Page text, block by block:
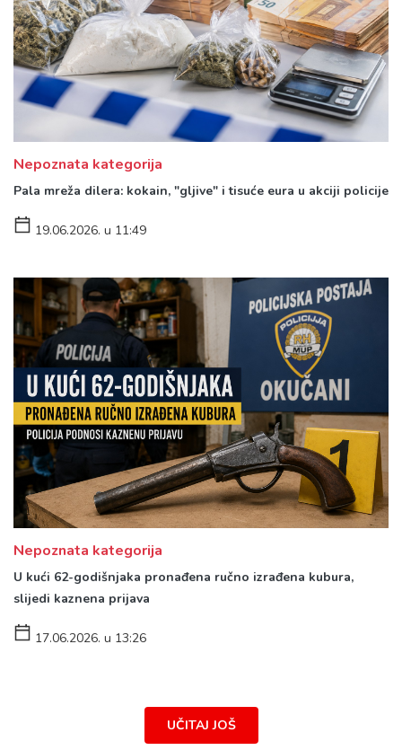
Nepoznata kategorija
Pala mreža dilera: kokain, "gljive" i tisuće eura u akciji policije
19.06.2026. u 11:49
Nepoznata kategorija
U kući 62-godišnjaka pronađena ručno izrađena kubura,
slijedi kaznena prijava
17.06.2026. u 13:26
UČITAJ JOŠ